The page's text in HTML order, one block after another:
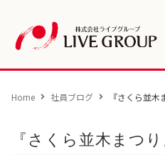
Home 社員ブログ 『さくら並
『さくら並木まつ